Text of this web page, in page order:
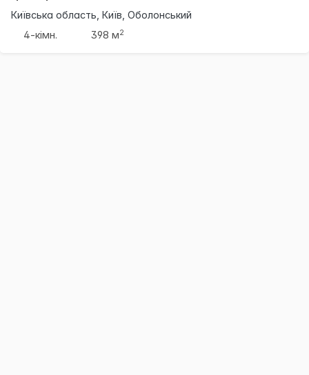
Київська область, Київ, Оболонський
4-кімн.
398 м2